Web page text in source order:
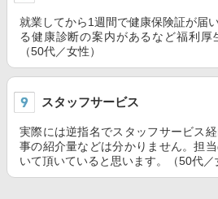
就業してから1週間で健康保険証が届
る健康診断の案内があるなど福利厚
（50代／女性）
スタッフサービス
実際には逆指名でスタッフサービス
事の紹介量などは分かりません。担
いて頂いていると思います。（50代／